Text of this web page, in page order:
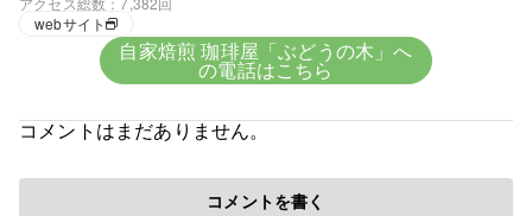
webサイト
自家焙煎 珈琲屋「ぶどうの木」へ
の電話はこちら
コメントはまだありません。
コメントを書く